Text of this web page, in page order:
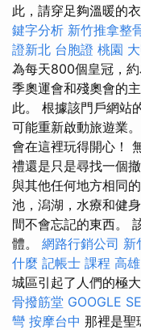
此，請穿足夠溫暖的
鍵字分析 新竹推拿整
證新北 台胞證 桃園
為每天800個皇冠，
季奧運會和殘奧會的
此。 根據該門戶網站
可能重新啟動旅遊業
會在這裡玩得開心！
禮還是只是尋找一個
與其他任何地方相同
池，潟湖，水療和健
間不會忘記的東西。
體。 網路行銷公司 新
什麼 記帳士 課程 高雄
城區引起了人們的極
骨撥筋堂 GOOGLE
彎 按摩台中 那裡是聖